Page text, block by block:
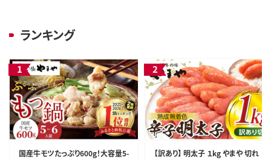
ランキング
国産牛モツたっぷり600g！大容量5-
【訳あり】 明太子 １kg やまや 切れ